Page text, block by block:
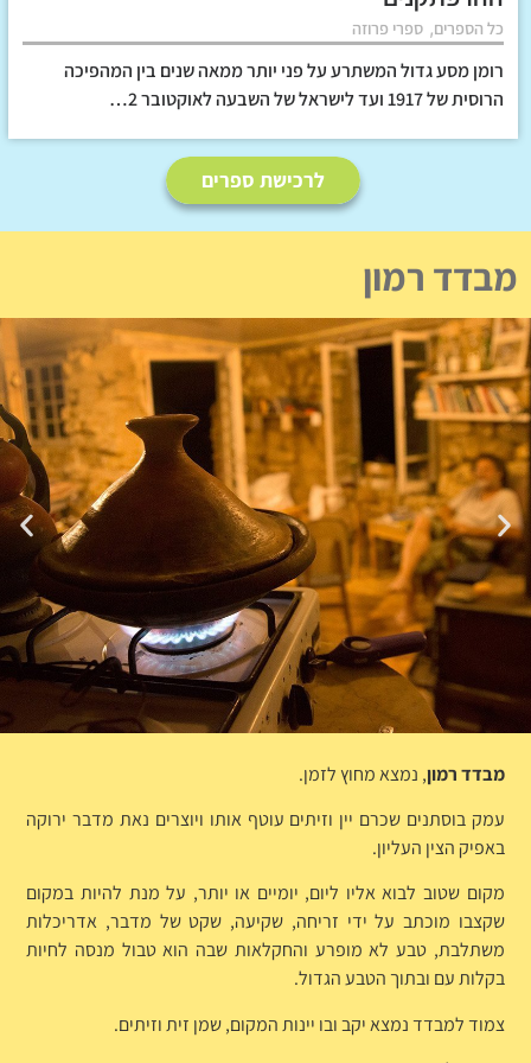
כל הספרים,ספרי פרוזה
רומן מסע גדול המשתרע על פני יותר ממאה שנים בין המהפיכה
הרוסית של 1917 ועד לישראל של השבעה לאוקטובר 2…
לרכישת ספרים
מבדד רמון
מבדד רמון, נמצא מחוץ לזמן.
עמק בוסתנים שכרם יין וזיתים עוטף אותו ויוצרים נאת מדבר ירוקה
באפיק הצין העליון.
מקום שטוב לבוא אליו ליום, יומיים או יותר, על מנת להיות במקום
שקצבו מוכתב על ידי זריחה, שקיעה, שקט של מדבר, אדריכלות
משתלבת, טבע לא מופרע והחקלאות שבה הוא טבול מנסה לחיות
בקלות עם ובתוך הטבע הגדול.
צמוד למבדד נמצא יקב ובו יינות המקום, שמן זית וזיתים.